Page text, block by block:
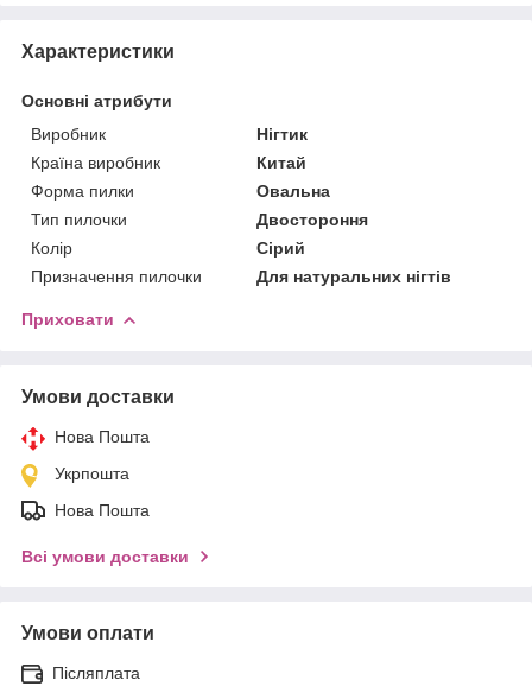
Характеристики
Основні атрибути
Виробник
Нігтик
Країна виробник
Китай
Форма пилки
Овальна
Тип пилочки
Двостороння
Колір
Сірий
Призначення пилочки
Для натуральних нігтів
Приховати
Умови доставки
Нова Пошта
Укрпошта
Нова Пошта
Всі умови доставки
Умови оплати
Післяплата